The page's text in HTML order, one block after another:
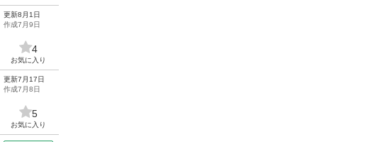
更新8月1日
作成7月9日
4
お気に入り
更新7月17日
作成7月8日
5
お気に入り